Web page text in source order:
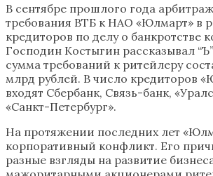
В сентябре прошлого года
требования ВТБ к НАО «Юлмарт» в
кредиторов по делу о банкротстве
Господин Костыгин рассказывал
сумма требований к ритейлеру
млрд рублей. В число кредиторов
входят Сбербанк, Связь-банк,
«Санкт-Петербург».
На протяжении последних лет
корпоративный конфликт. Его
разные взгляды на развитие